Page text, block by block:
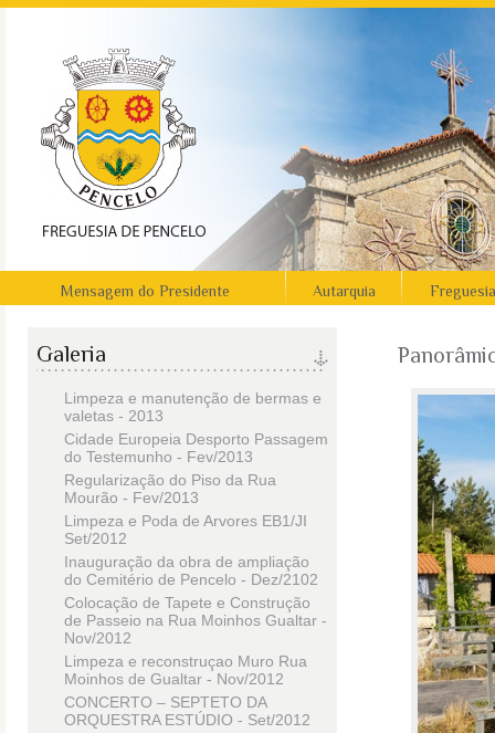
Mensagem do Presidente Autarquia Freguesia
Galeria
Limpeza e manutenção de bermas e
valetas - 2013
Cidade Europeia Desporto Passagem
do Testemunho - Fev/2013
Regularização do Piso da Rua
Mourão - Fev/2013
Limpeza e Poda de Arvores EB1/JI
Set/2012
Inauguração da obra de ampliação
do Cemitério de Pencelo - Dez/2102
Colocação de Tapete e Construção
de Passeio na Rua Moinhos Gualtar -
Nov/2012
Limpeza e reconstruçao Muro Rua
Moinhos de Gualtar - Nov/2012
CONCERTO – SEPTETO DA
ORQUESTRA ESTÚDIO - Set/2012